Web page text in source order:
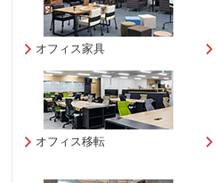
オフィス家具
オフィス移転